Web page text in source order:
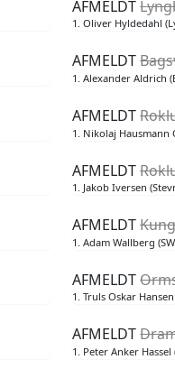
AFMELDT
1. Oliver Hyldedahl
AFMELDT
1. Alexander Aldrich
AFMELDT
1. Nikolaj Hausmann
AFMELDT
1. Jakob Iversen
AFMELDT
1. Adam Wallberg
AFMELDT
1. Truls Oskar
AFMELDT
1. Peter Anker